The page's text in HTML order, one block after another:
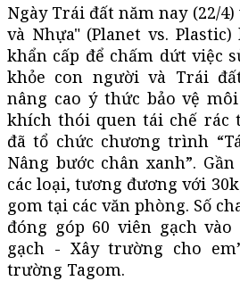
Ngày Trái đất năm nay (22/
và Nhựa" (Planet vs.
khẩn cấp để chấm dứt việc
khỏe con người và Trái
nâng cao ý thức bảo vệ
khích thói quen tái chế
đã tổ chức chương trình
Nâng bước chân xanh”.
các loại, tương đương với
gom tại các văn phòng. Số
đóng góp 60 viên gạch
gạch - Xây trường cho
trường Tagom.